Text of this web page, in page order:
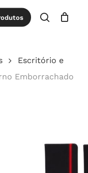
procurar
Close
Escritório e
Emborrachado